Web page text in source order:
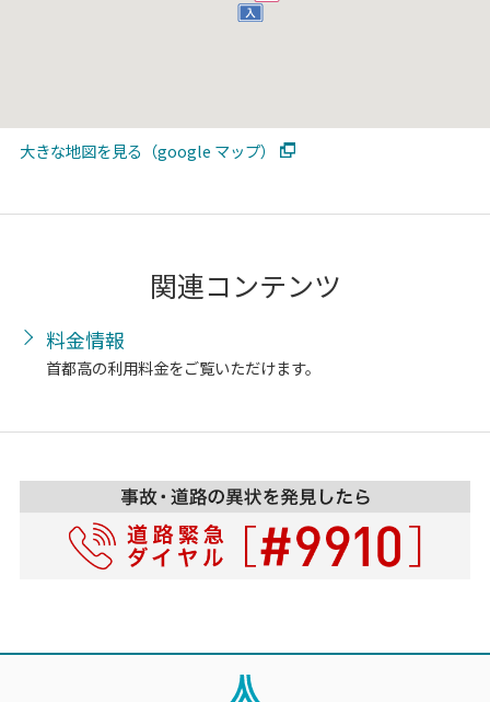
大きな地図を見る（google マップ）
関連コンテンツ
料金情報
首都高の利用料金をご覧いただけます。